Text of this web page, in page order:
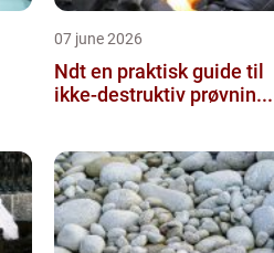
07 june 2026
Ndt en praktisk guide til
ikke-destruktiv prøvnin...